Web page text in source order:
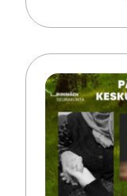
Lue lisää